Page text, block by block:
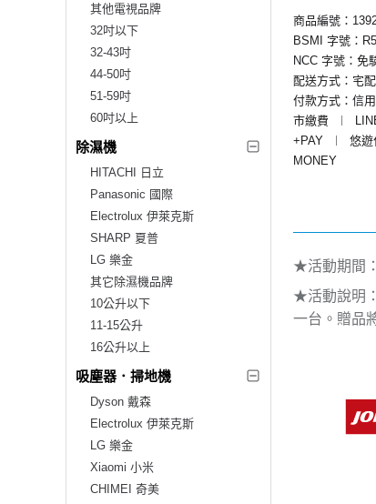
其他電視品牌
32吋以下
32-43吋
44-50吋
51-59吋
60吋以上
除濕機
HITACHI 日立
Panasonic 國際
Electrolux 伊萊克斯
SHARP 夏普
LG 樂金
其它除濕機品牌
10公升以下
11-15公升
16公升以上
吸塵器．掃地機
Dyson 戴森
Electrolux 伊萊克斯
LG 樂金
Xiaomi 小米
CHIMEI 奇美
商品編號：
BSMI 字號：
NCC 字號：免
配送方式：宅配
付款方式：信
市繳費
︱
+PAY
︱ 悠遊
MONEY
★活動期間：
★活動說明：
一台。贈品